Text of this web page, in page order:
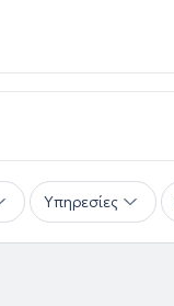
Υπηρεσίες